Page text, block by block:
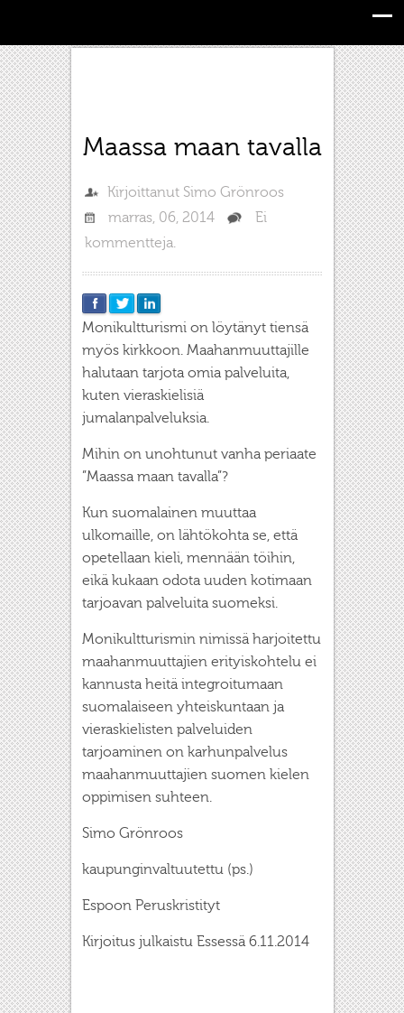
Maassa maan tavalla
Kirjoittanut Simo Grönroos
marras, 06, 2014
Ei
kommentteja.
Monikultturismi on löytänyt tiensä
myös kirkkoon. Maahanmuuttajille
halutaan tarjota omia palveluita,
kuten vieraskielisiä
jumalanpalveluksia.
Mihin on unohtunut vanha periaate
”Maassa maan tavalla”?
Kun suomalainen muuttaa
ulkomaille, on lähtökohta se, että
opetellaan kieli, mennään töihin,
eikä kukaan odota uuden kotimaan
tarjoavan palveluita suomeksi.
Monikultturismin nimissä harjoitettu
maahanmuuttajien erityiskohtelu ei
kannusta heitä integroitumaan
suomalaiseen yhteiskuntaan ja
vieraskielisten palveluiden
tarjoaminen on karhunpalvelus
maahanmuuttajien suomen kielen
oppimisen suhteen.
Simo Grönroos
kaupunginvaltuutettu (ps.)
Espoon Peruskristityt
Kirjoitus julkaistu Essessä 6.11.2014